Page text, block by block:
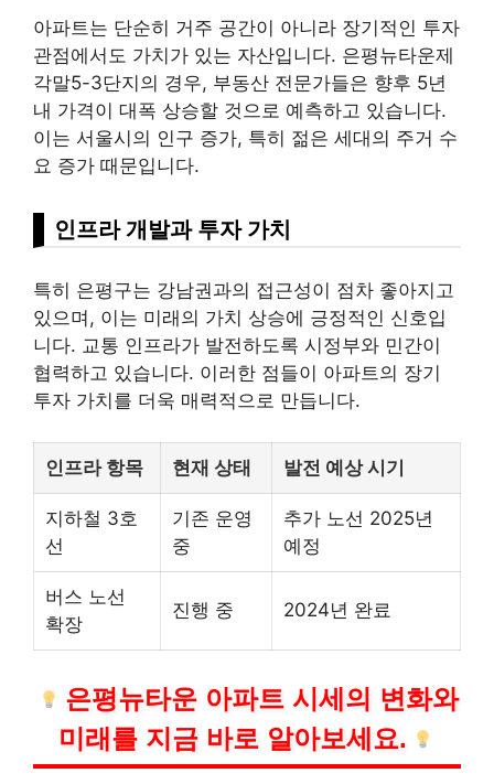
아파트는 단순히 거주 공간이 아니라 장기적인 투자
관점에서도 가치가 있는 자산입니다. 은평뉴타운제
각말5-3단지의 경우, 부동산 전문가들은 향후 5년
내 가격이 대폭 상승할 것으로 예측하고 있습니다.
이는 서울시의 인구 증가, 특히 젊은 세대의 주거 수
요 증가 때문입니다.
인프라 개발과 투자 가치
특히 은평구는 강남권과의 접근성이 점차 좋아지고
있으며, 이는 미래의 가치 상승에 긍정적인 신호입
니다. 교통 인프라가 발전하도록 시정부와 민간이
협력하고 있습니다. 이러한 점들이 아파트의 장기
투자 가치를 더욱 매력적으로 만듭니다.
인프라 항목 현재 상태 발전 예상 시기
지하철 3호
선
기존 운영
중
추가 노선 2025년
예정
버스 노선
확장
진행 중 2024년 완료
은평뉴타운 아파트 시세의 변화와
미래를 지금 바로 알아보세요.